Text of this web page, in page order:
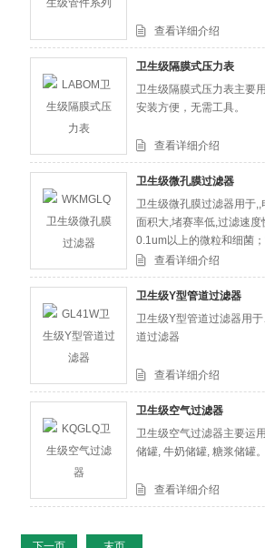
查看详细介绍
卫生级隔膜式压力表
卫生级隔膜式压力表主要
安装方便，无需工具。
查看详细介绍
卫生级微孔膜过滤器
卫生级微孔膜过滤器用于
面积大,堵赛率低,过滤速
0.1um以上的微粒和细菌
查看详细介绍
卫生级Y型管道过滤器
卫生级Y型管道过滤器用
道过滤器
查看详细介绍
卫生级空气过滤器
卫生级空气过滤器主要运
储罐, 牛奶储罐, 糖浆储罐
查看详细介绍